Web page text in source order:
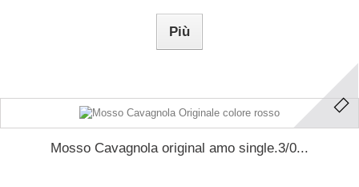
Più
Mosso Cavagnola original amo single.3/0...